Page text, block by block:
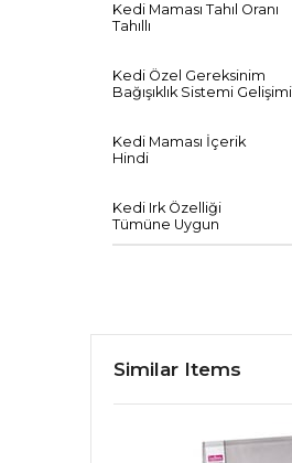
Kedi Maması Tahıl Oranı
Tahıllı
Kedi Özel Gereksinim
Bağışıklık Sistemi
Kedi Maması İçerik
Hindi
Kedi Irk Özelliği
Tümüne Uygun
Similar Items